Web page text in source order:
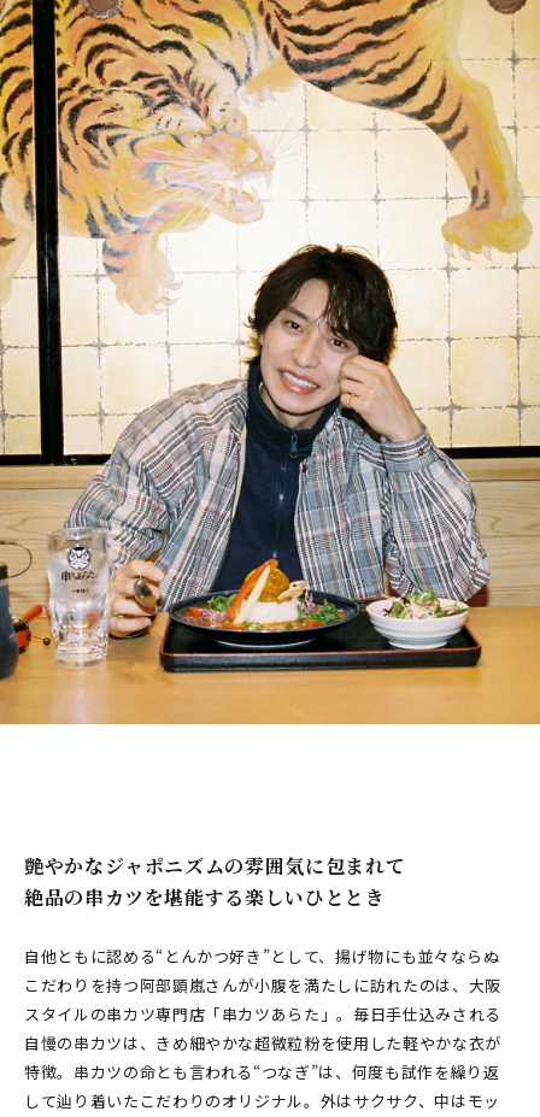
リクルート
艶やかなジャポニズムの雰囲気に包まれて
絶品の串カツを堪能する楽しいひととき
自他ともに認める“とんかつ好き”として、揚げ物にも並々ならぬ
こだわりを持つ阿部顕嵐さんが小腹を満たしに訪れたのは、大阪
スタイルの串カツ専門店「串カツあらた」。毎日手仕込みされる
自慢の串カツは、きめ細やかな超微粒粉を使用した軽やかな衣が
特徴。串カツの命とも言われる“つなぎ”は、何度も試作を繰り返
して辿り着いたこだわりのオリジナル。外はサクサク、中はモッ